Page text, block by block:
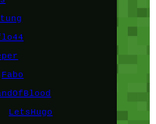
Fabo
LetsHugo